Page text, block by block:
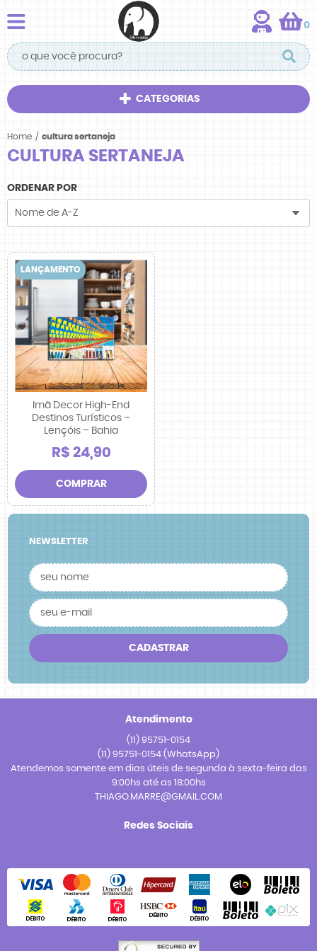
0
CATEGORIAS
CULTURA SERTANEJA
Home cultura sertaneja
ORDENAR POR
Nome de A-Z
LANÇAMENTO
Imã Decor High-End
Destinos Turísticos –
Lençóis – Bahia
R$ 24,90
COMPRAR
NEWSLETTER
CADASTRAR
Atendimento
(11) 95751-0154
(11) 95751-0154 (WhatsApp)
Atendemos somente em dias úteis de segunda à sexta-feira das
9:00hs até as 18:00hs
THIAGO.MARRE@GMAIL.COM
Redes Sociais